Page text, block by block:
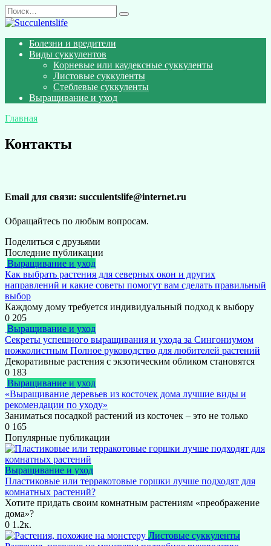
Перейти
к
Search
for:
Болезни и вредители
Виды суккулентов
Корневые или каудексные суккуленты
Листовые суккуленты
Стеблевые суккуленты
Выращивание и уход
Главная
Контакты
Email для связи: succulentslife@internet.ru
Обращайтесь по любым вопросам.
Поделиться с друзьями
Последние публикации
Выращивание и уход
Как выбрать растения для северных окон и других
направлений и какие советы помогут вам сделать правильный
выбор
Каждому дому требуется индивидуальный подход к выбору
0 205
Выращивание и уход
Секреты успешного выращивания и ухода за Сингониумом
ножколистным Полное руководство для любителей растений
Декоративные растения с экзотическим обликом становятся
0 183
Выращивание и уход
«Выращивание деревьев из косточек дома лучшие виды и
рекомендации по уходу»
Заниматься посадкой растений из косточек – это не только
0 165
Популярные публикации
Выращивание и уход
Пластиковые или терракотовые горшки лучше подходят для
комнатных растений?
Хотите придать своим комнатным растениям «преображение
дома»?
0 1.2к.
Листовые суккуленты